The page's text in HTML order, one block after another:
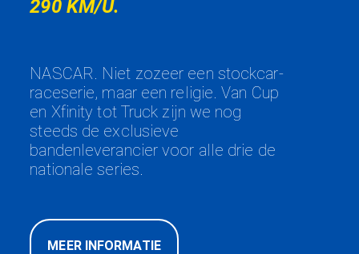
290 KM/U.
NASCAR. Niet zozeer een stockcar-
raceserie, maar een religie. Van Cup
en Xfinity tot Truck zijn we nog
steeds de exclusieve
bandenleverancier voor alle drie de
nationale series.
MEER INFORMATIE